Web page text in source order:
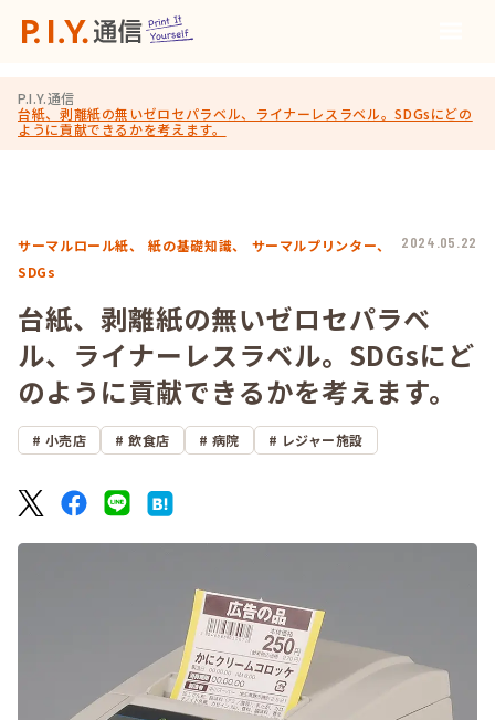
P.I.Y.通信
台紙、剥離紙の無いゼロセパラベル、ライナーレスラベル。SDGsにどの
ように貢献できるかを考えます。
サーマルロール紙、 紙の基礎知識、
サーマルプリンター、
SDGs
2024.05.22
台紙、剥離紙の無いゼロセパラベ
ル、ライナーレスラベル。SDGsにど
のように貢献できるかを考えます。
小売店 飲食店 病院 レジャー施設